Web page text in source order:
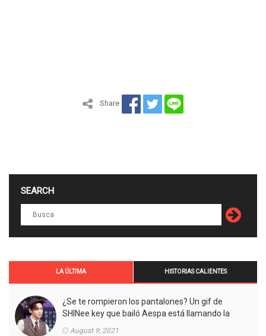
Share
SEARCH
LA ÚLTIMA HISTORIAS CALIENTES
¿Se te rompieron los pantalones? Un gif de
SHINee key que bailó Aespa está llamando la
August 9, 2021